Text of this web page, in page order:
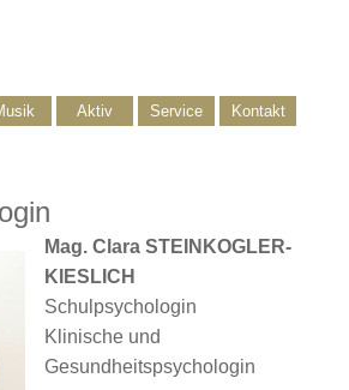
Aktiv Service Kontakt
Mag. Clara STEINKOGLER-
KIESLICH
Schulpsychologin
Klinische und
Gesundheitspsychologin